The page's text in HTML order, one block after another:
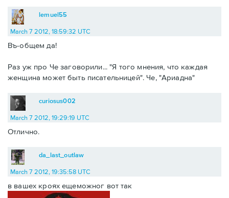
lemuel55
March 7 2012, 18:59:32 UTC
Въ-общем да!
Раз уж про Че заговорили... "Я того мнения, что каждая
женщина может быть писательницей". Че, "Ариадна"
curiosus002
March 7 2012, 19:29:19 UTC
Отлично.
da_last_outlaw
March 7 2012, 19:35:58 UTC
в вашех кроях ещеможног вот так